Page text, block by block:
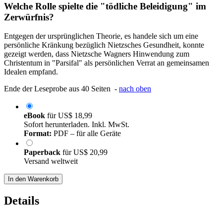
Welche Rolle spielte die "tödliche Beleidigung" im
Zerwürfnis?
Entgegen der ursprünglichen Theorie, es handele sich um eine
persönliche Kränkung bezüglich Nietzsches Gesundheit, konnte
gezeigt werden, dass Nietzsche Wagners Hinwendung zum
Christentum in "Parsifal" als persönlichen Verrat an gemeinsamen
Idealen empfand.
Ende der Leseprobe aus 40 Seiten - nach oben
eBook fürUS$ 18,99
Sofort herunterladen. Inkl. MwSt.
Format: PDF – für alle Geräte
Paperback fürUS$ 20,99
Versand weltweit
In den Warenkorb
Details